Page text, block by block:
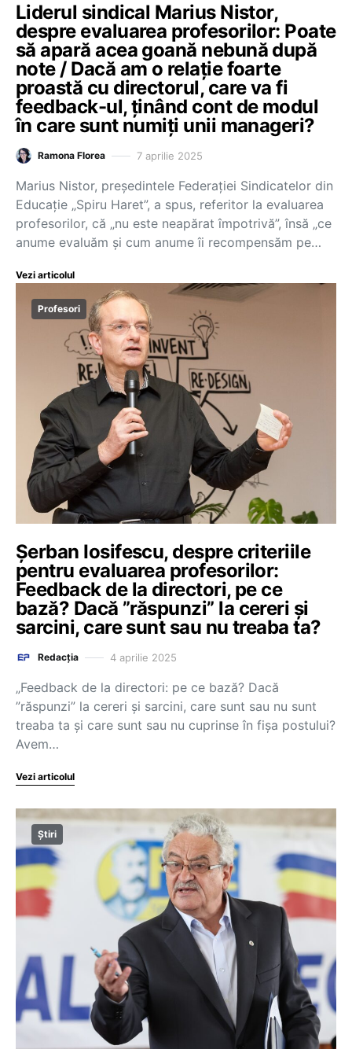
Liderul sindical Marius Nistor,
despre evaluarea profesorilor: Poate
să apară acea goană nebună după
note / Dacă am o relație foarte
proastă cu directorul, care va fi
feedback-ul, ținând cont de modul
în care sunt numiți unii manageri?
Ramona Florea 7 aprilie 2025
Marius Nistor, președintele Federației Sindicatelor din
Educație „Spiru Haret”, a spus, referitor la evaluarea
profesorilor, că „nu este neapărat împotrivă”, însă „ce
anume evaluăm și cum anume îi recompensăm pe…
Vezi articolul
Profesori
Șerban Iosifescu, despre criteriile
pentru evaluarea profesorilor:
Feedback de la directori, pe ce
bază? Dacă ”răspunzi” la cereri și
sarcini, care sunt sau nu treaba ta?
Redacția 4 aprilie 2025
„Feedback de la directori: pe ce bază? Dacă
”răspunzi” la cereri și sarcini, care sunt sau nu sunt
treaba ta și care sunt sau nu cuprinse în fișa postului?
Avem…
Vezi articolul
Știri